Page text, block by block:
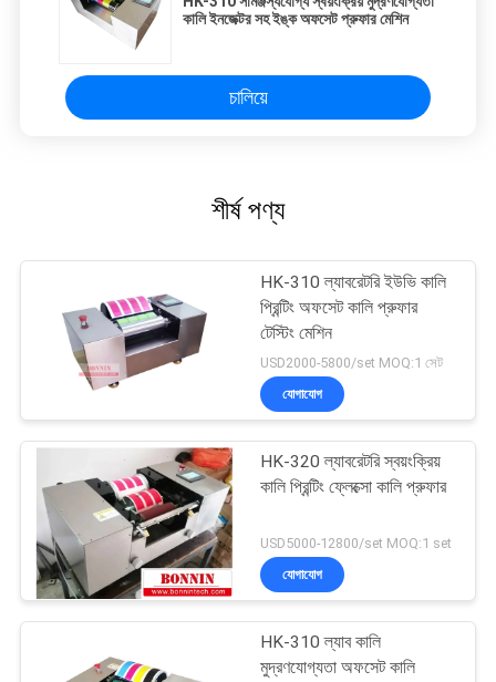
কালি ইনজেক্টর সহ ইঙ্ক অফসেট প্রুফার মেশিন
চালিয়ে
শীর্ষ পণ্য
HK-310 ল্যাবরেটরি ইউভি কালি
প্রিন্টিং অফসেট কালি প্রুফার
টেস্টিং মেশিন
USD2000-5800/set MOQ:1 সেট
যোগাযোগ
HK-320 ল্যাবরেটরি স্বয়ংক্রিয়
কালি প্রিন্টিং ফ্লেক্সো কালি প্রুফার
USD5000-12800/set MOQ:1 set
যোগাযোগ
HK-310 ল্যাব কালি
মুদ্রণযোগ্যতা অফসেট কালি